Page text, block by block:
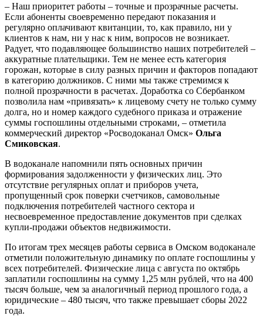
– Наш приоритет работы – точные и прозрачные расчеты.
Если абоненты своевременно передают показания и
регулярно оплачивают квитанции, то, как правило, ни у
клиентов к нам, ни у нас к ним, вопросов не возникает.
Радует, что подавляющее большинство наших потребителей –
аккуратные плательщики. Тем не менее есть категория
горожан, которые в силу разных причин и факторов попадают
в категорию должников. С ними мы также стремимся к
полной прозрачности в расчетах. Доработка со Сбербанком
позволила нам «привязать» к лицевому счету не только сумму
долга, но и номер каждого судебного приказа и отражение
суммы госпошлины отдельными строками, – отметила
коммерческий директор «Росводоканал Омск» Ольга
Смиковская.
В водоканале напомнили пять основных причин
формирования задолженности у физических лиц. Это
отсутствие регулярных оплат и приборов учета,
пропущенный срок поверки счетчиков, самовольные
подключения потребителей частного сектора и
несвоевременное предоставление документов при сделках
купли-продажи объектов недвижимости.
По итогам трех месяцев работы сервиса в Омском водоканале
отметили положительную динамику по оплате госпошлины у
всех потребителей. Физические лица с августа по октябрь
заплатили госпошлины на сумму 1,25 млн рублей, что на 400
тысяч больше, чем за аналогичный период прошлого года, а
юридические – 480 тысяч, что также превышает сборы 2022
года.